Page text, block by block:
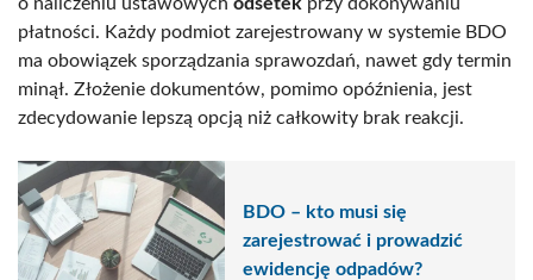
płatności. Każdy podmiot zarejestrowany w systemie BDO
ma obowiązek sporządzania sprawozdań, nawet gdy termin
minął. Złożenie dokumentów, pomimo opóźnienia, jest
zdecydowanie lepszą opcją niż całkowity brak reakcji.
BDO – kto musi się
zarejestrować i prowadzić
ewidencję odpadów?